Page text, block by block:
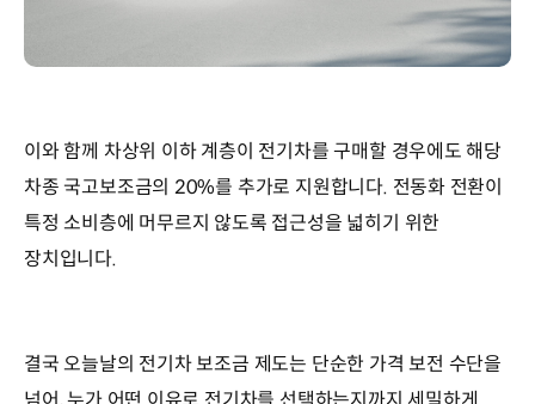
이와 함께 차상위 이하 계층이 전기차를 구매할 경우에도 해당
차종 국고보조금의 20%를 추가로 지원합니다. 전동화 전환이
특정 소비층에 머무르지 않도록 접근성을 넓히기 위한
장치입니다.
결국 오늘날의 전기차 보조금 제도는 단순한 가격 보전 수단을